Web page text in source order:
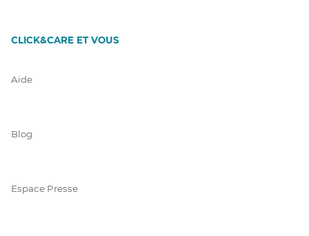
CLICK&CARE ET VOUS
Aide
Blog
Espace Presse